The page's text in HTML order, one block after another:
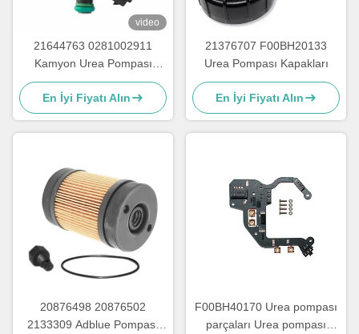
video
21644763 0281002911
Kamyon Urea Pompası
Parçaları için Urea
Enjeksiyon Tamir Kits
En İyi Fiyatı Alın
21376707 F00BH20133
Urea Pompası Kapakları
En İyi Fiyatı Alın
20876498 20876502
2133309 Adblue Pompası
F00BH40170 Urea pompası
parçaları Urea pompası